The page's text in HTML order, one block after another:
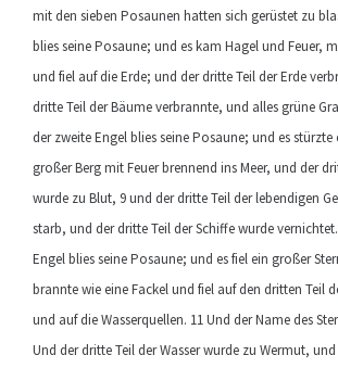
mit den sieben Posaunen hatten sich gerüstet zu
blies seine Posaune; und es kam Hagel und Feuer,
und fiel auf die Erde; und der dritte Teil der Erde
dritte Teil der Bäume verbrannte, und alles grüne
der zweite Engel blies seine Posaune; und es stürzte
großer Berg mit Feuer brennend ins Meer, und der
wurde zu Blut, 9 und der dritte Teil der lebendigen
starb, und der dritte Teil der Schiffe wurde
Engel blies seine Posaune; und es fiel ein großer
brannte wie eine Fackel und fiel auf den dritten Teil
und auf die Wasserquellen. 11 Und der Name des
Und der dritte Teil der Wasser wurde zu Wermut,